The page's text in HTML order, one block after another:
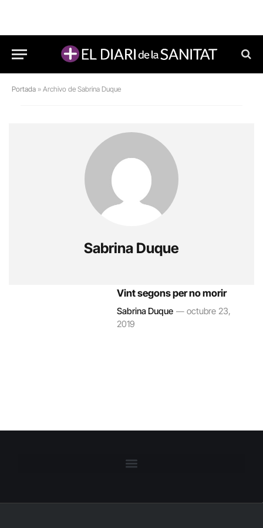
Portada » Archivo de Sabrina Duque
Sabrina Duque
Vint segons per no morir
Sabrina Duque
octubre 23,
2019